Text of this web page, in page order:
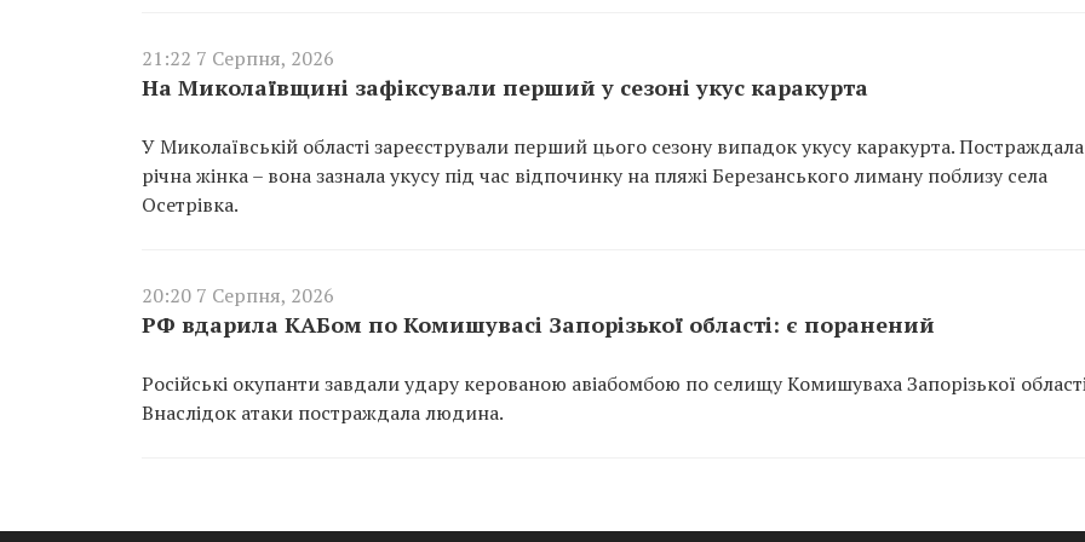
21:22 7 Серпня, 2026
На Миколаївщині зафіксували перший у сезоні укус каракурта
У Миколаївській області зареєстрували перший цього сезону випадок укусу каракурта.
річна жінка – вона зазнала укусу під час відпочинку на пляжі Березанського лиману поблизу села
Осетрівка.
20:20 7 Серпня, 2026
РФ вдарила КАБом по Комишувасі Запорізької області: є поранений
Російські окупанти завдали удару керованою авіабомбою по селищу Комишуваха Запорізької
Внаслідок атаки постраждала людина.